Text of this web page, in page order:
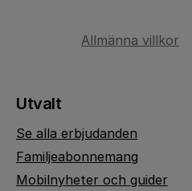
Allmänna villkor
Utvalt
Se alla erbjudanden
Familjeabonnemang
Mobilnyheter och guider